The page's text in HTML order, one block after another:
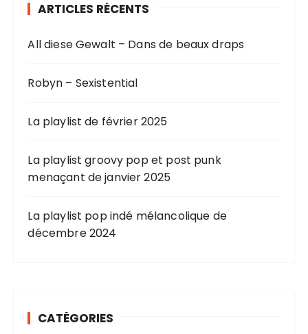
ARTICLES RÉCENTS
All diese Gewalt – Dans de beaux draps
Robyn – Sexistential
La playlist de février 2025
La playlist groovy pop et post punk
menaçant de janvier 2025
La playlist pop indé mélancolique de
décembre 2024
CATÉGORIES